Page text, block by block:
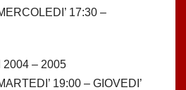
17:30 –
2004 – 2005
19:00 – GIOVEDI’